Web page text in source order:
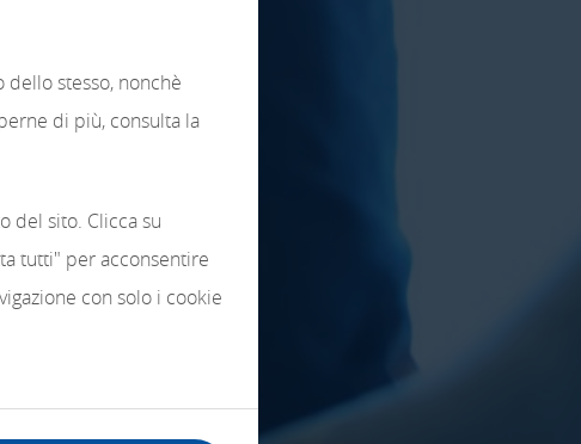
stesso, nonchè
di più, consulta la
del sito. Clicca su
tutti" per acconsentire
con solo i cookie